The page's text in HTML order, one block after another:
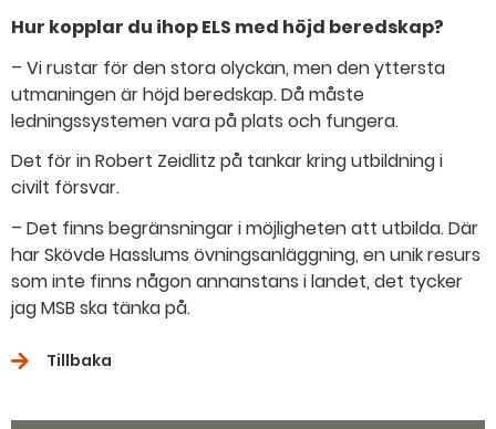
Hur kopplar du ihop ELS med höjd beredskap?
– Vi rustar för den stora olyckan, men den yttersta
utmaningen är höjd beredskap. Då måste
ledningssystemen vara på plats och fungera.
Det för in Robert Zeidlitz på tankar kring utbildning i
civilt försvar.
– Det finns begränsningar i möjligheten att utbilda. Där
har Skövde Hasslums övningsanläggning, en unik resurs
som inte finns någon annanstans i landet, det tycker
jag MSB ska tänka på.
Tillbaka